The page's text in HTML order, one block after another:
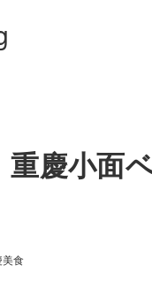
慶小面
美食